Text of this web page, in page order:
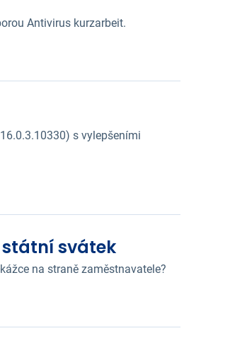
Antivirus kurzarbeit.
s vylepšeními
svátek
na straně zaměstnavatele?